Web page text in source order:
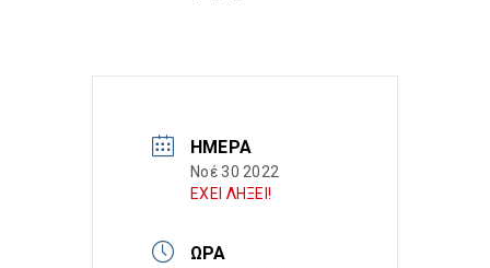
ΗΜΈΡΑ
Νοέ 30 2022
ΕΧΕΙ ΛΗΞΕΙ!
ΏΡΑ